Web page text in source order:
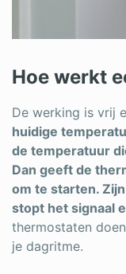
Hoe werkt
De werking is vrij
huidige
de temperatuur
Dan geeft de
om te starten.
stopt het signaal
thermostaten
je dagritme.